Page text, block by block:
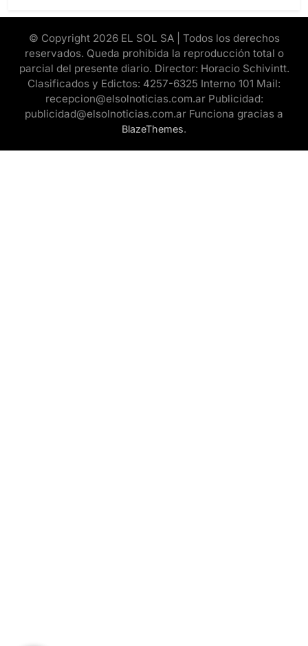
© Copyright 2026 EL SOL SA | Todos los derechos
reservados. Queda prohibida la reproducción total o
parcial del presente diario. Director: Horacio Schivintt.
Clasificados y Edictos: 4257-6325 Interno 101 Mail:
recepcion@elsolnoticias.com.ar Publicidad:
publicidad@elsolnoticias.com.ar Funciona gracias a
BlazeThemes.